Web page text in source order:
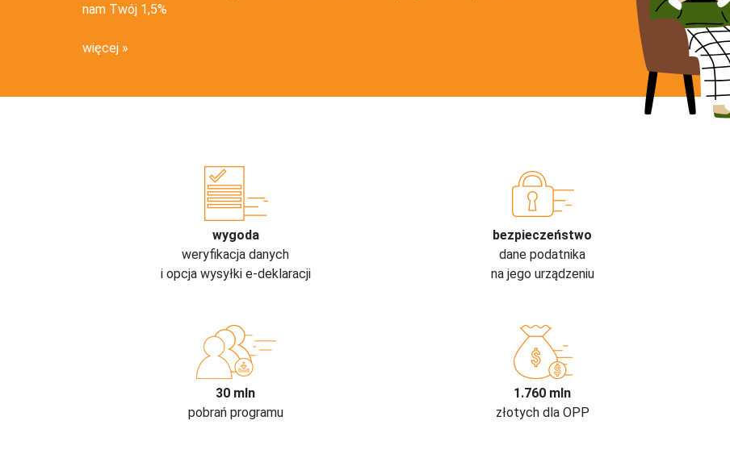
nam Twój 1,5%
więcej
wygoda
weryfikacja danych
i opcja wysyłki e-deklaracji
bezpieczeństwo
dane podatnika
na jego urządzeniu
30 mln
pobrań programu
1.760 mln
złotych dla OPP